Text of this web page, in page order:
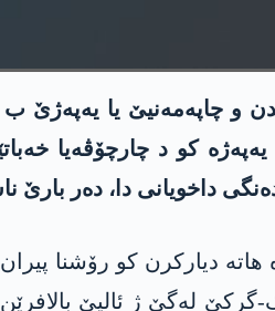
کو د چارچۆڤەیا
داخویانی دا، دەر بارێ
گرکێ لەگێ ژ ئالیێ